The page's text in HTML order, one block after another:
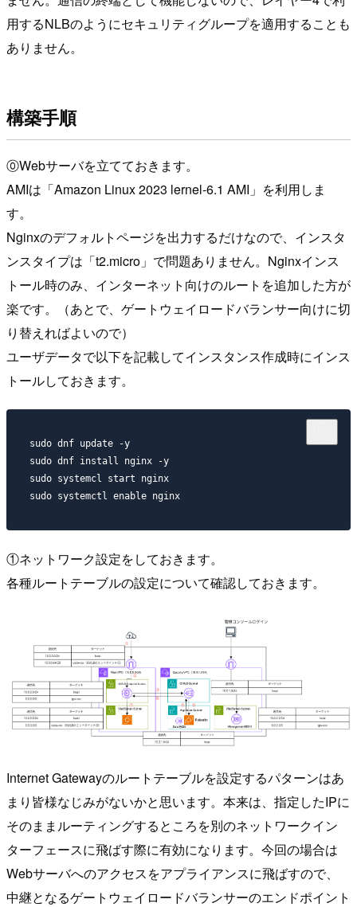
用するNLBのようにセキュリティグループを適用することも
ありません。
構築手順
⓪Webサーバを立てておきます。
AMIは「Amazon Linux 2023 lernel-6.1 AMI」を利用しま
す。
Nginxのデフォルトページを出力するだけなので、インスタ
ンスタイプは「t2.micro」で問題ありません。Nginxインス
トール時のみ、インターネット向けのルートを追加した方が
楽です。（あとで、ゲートウェイロードバランサー向けに切
り替えればよいので）
ユーザデータで以下を記載してインスタンス作成時にインス
トールしておきます。
sudo dnf update -y
sudo dnf install nginx -y
sudo systemcl start nginx
sudo systemctl enable nginx
①ネットワーク設定をしておきます。
各種ルートテーブルの設定について確認しておきます。
Internet Gatewayのルートテーブルを設定するパターンはあ
まり皆様なじみがないかと思います。本来は、指定したIPに
そのままルーティングするところを別のネットワークイン
ターフェースに飛ばす際に有効になります。今回の場合は
Webサーバへのアクセスをアプライアンスに飛ばすので、
中継となるゲートウェイロードバランサーのエンドポイント